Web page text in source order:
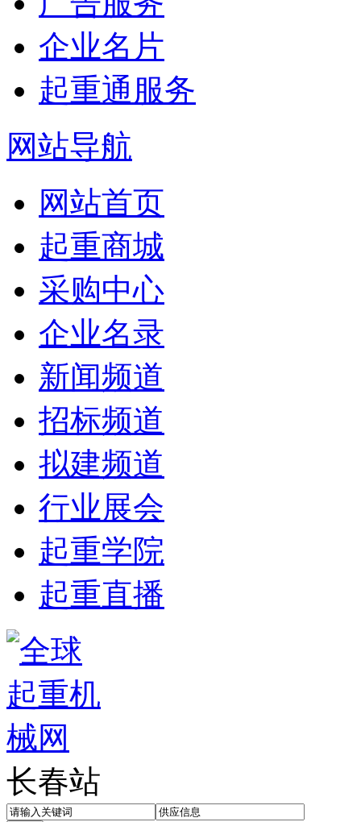
企业名片
起重通服务
网站导航
网站首页
起重商城
采购中心
企业名录
新闻频道
招标频道
拟建频道
行业展会
起重学院
起重直播
长春站